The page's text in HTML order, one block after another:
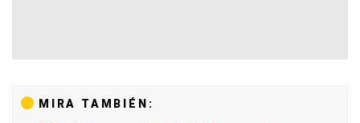
MIRA TAMBIÉN: